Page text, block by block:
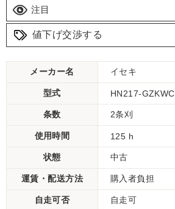
注目
値下げ交渉する
メーカー名 イセキ
型式 HN217-GZKWC
条数 2条刈
使用時間 125 h
状態 中古
運賃・配送方法 購入者負担
自走可否 自走可